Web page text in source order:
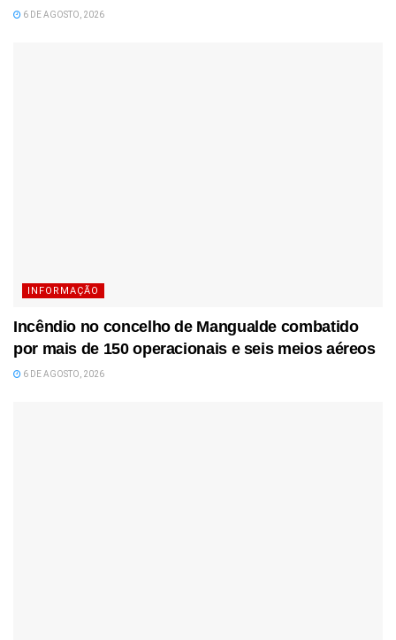
6 DE AGOSTO, 2026
INFORMAÇÃO
Incêndio no concelho de Mangualde combatido
por mais de 150 operacionais e seis meios aéreos
6 DE AGOSTO, 2026